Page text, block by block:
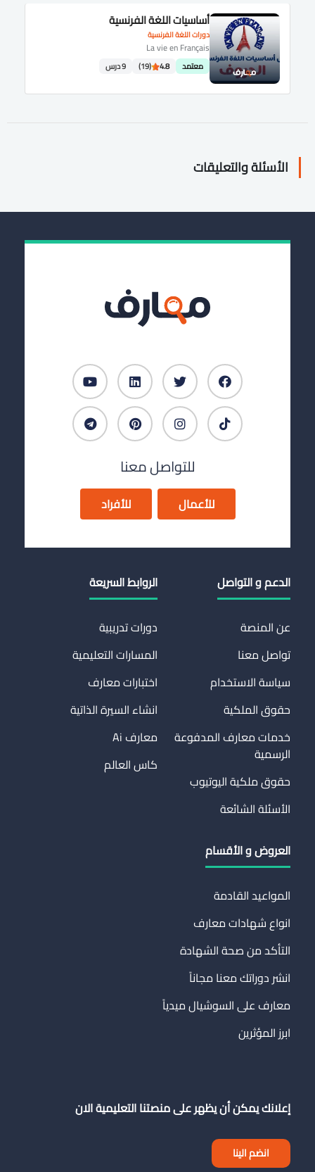
دورات اللغة الفرنسية
أساسيات اللغة الفرنسية
La vie en Français
معتمد 4.8
(19) 9 درس
الأسئلة والتعليقات
للتواصل معنا
للأعمال للأفراد
الدعم و التواصل
عن المنصة
تواصل معنا
سياسة الاستخدام
حقوق الملكية
خدمات معارف المدفوعة
الرسمية
حقوق ملكية اليوتيوب
الأسئلة الشائعة
الروابط السريعة
دورات تدريبية
المسارات التعليمية
اختبارات معارف
انشاء السيرة الذاتية
معارف Ai
كاس العالم
العروض و الأقسام
المواعيد القادمة
انواع شهادات معارف
التأكد من صحة الشهادة
انشر دوراتك معنا مجاناً
معارف على السوشيال ميدياً
ابرز المؤثرين
إعلانك يمكن أن يظهر على منصتنا التعليمية الان
انضم الينا